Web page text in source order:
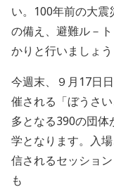
い。100年前の大
の備え、避難ル－
かりと行いましょう
今週末、９月17日
催される「ぼうさ
多となる390の団体
学となります。入
信されるセッショ
も